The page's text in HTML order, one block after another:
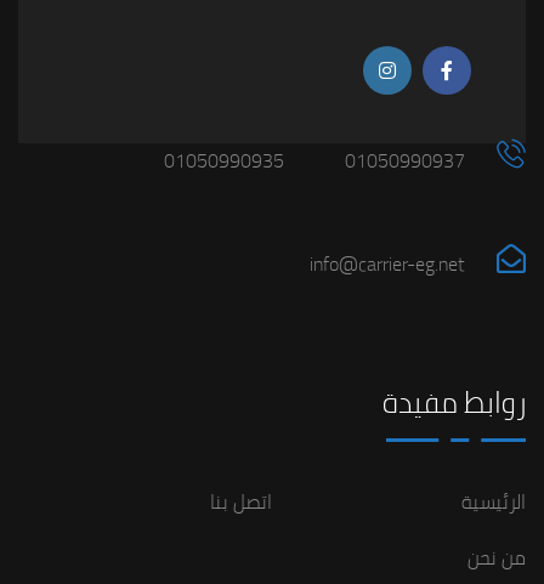
01050990937
01050990935
info@carrier-eg.net
روابط مفيدة
اتصل بنا
الرئيسية
من نحن